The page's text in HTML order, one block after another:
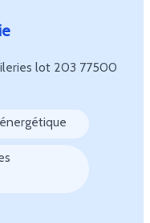
lot 203 77500